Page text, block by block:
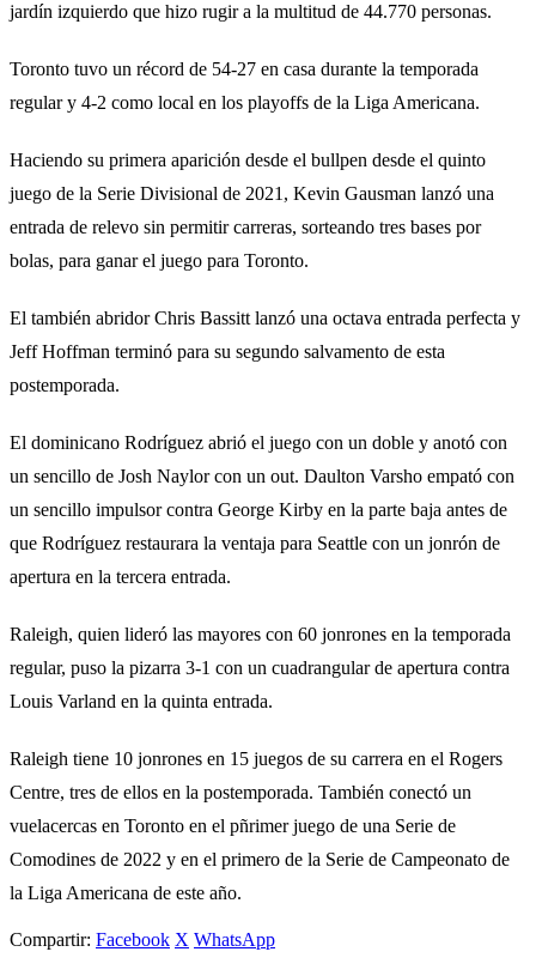
jardín izquierdo que hizo rugir a la multitud de 44.770 personas.
Toronto tuvo un récord de 54-27 en casa durante la temporada
regular y 4-2 como local en los playoffs de la Liga Americana.
Haciendo su primera aparición desde el bullpen desde el quinto
juego de la Serie Divisional de 2021, Kevin Gausman lanzó una
entrada de relevo sin permitir carreras, sorteando tres bases por
bolas, para ganar el juego para Toronto.
El también abridor Chris Bassitt lanzó una octava entrada perfecta y
Jeff Hoffman terminó para su segundo salvamento de esta
postemporada.
El dominicano Rodríguez abrió el juego con un doble y anotó con
un sencillo de Josh Naylor con un out. Daulton Varsho empató con
un sencillo impulsor contra George Kirby en la parte baja antes de
que Rodríguez restaurara la ventaja para Seattle con un jonrón de
apertura en la tercera entrada.
Raleigh, quien lideró las mayores con 60 jonrones en la temporada
regular, puso la pizarra 3-1 con un cuadrangular de apertura contra
Louis Varland en la quinta entrada.
Raleigh tiene 10 jonrones en 15 juegos de su carrera en el Rogers
Centre, tres de ellos en la postemporada. También conectó un
vuelacercas en Toronto en el pñrimer juego de una Serie de
Comodines de 2022 y en el primero de la Serie de Campeonato de
la Liga Americana de este año.
Compartir: Facebook X WhatsApp